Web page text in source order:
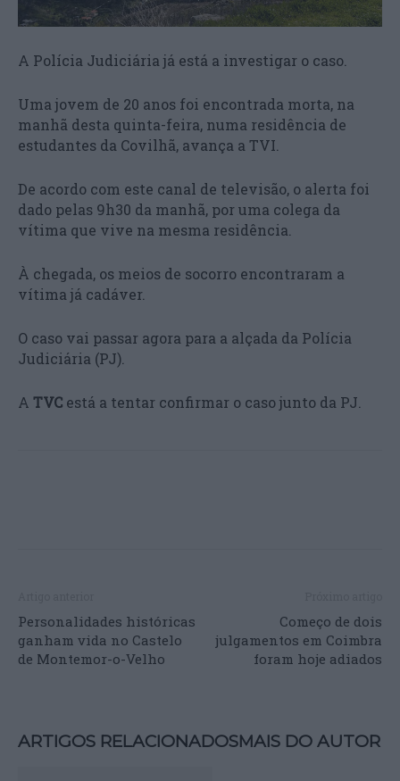
A Polícia Judiciária já está a investigar o caso.
Uma jovem de 20 anos foi encontrada morta, na
manhã desta quinta-feira, numa residência de
estudantes da Covilhã, avança a TVI.
De acordo com este canal de televisão, o alerta foi
dado pelas 9h30 da manhã, por uma colega da
vítima que vive na mesma residência.
À chegada, os meios de socorro encontraram a
vítima já cadáver.
O caso vai passar agora para a alçada da Polícia
Judiciária (PJ).
A TVC está a tentar confirmar o caso junto da PJ.
Personalidades históricas
ganham vida no Castelo
de Montemor-o-Velho
Começo de dois
julgamentos em Coimbra
foram hoje adiados
ARTIGOS RELACIONADOSMAIS DO AUTOR